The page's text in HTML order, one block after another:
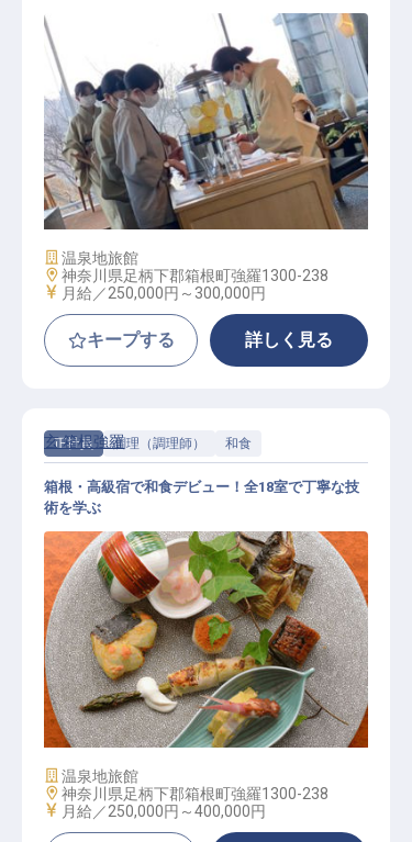
仲居│未経験歓迎！／温かな仲間が
支える箱根の高級宿／新築寮2万
施設業態
温泉地旅館
勤務地
神奈川県足柄下郡箱根町強羅1300-238
給与
月給／250,000円～ 300,000円
キープする 詳しく見る
正社員 調理（調理師） 和食
和食調理│未経験歓迎！／箱根の高
級宿で本格和食を学ぶ／寮2万
玄 箱根強羅
箱根・高級宿で和食デビュー！全18室で丁寧な技
術を学ぶ
施設業態
温泉地旅館
勤務地
神奈川県足柄下郡箱根町強羅1300-238
給与
月給／250,000円～400,000円